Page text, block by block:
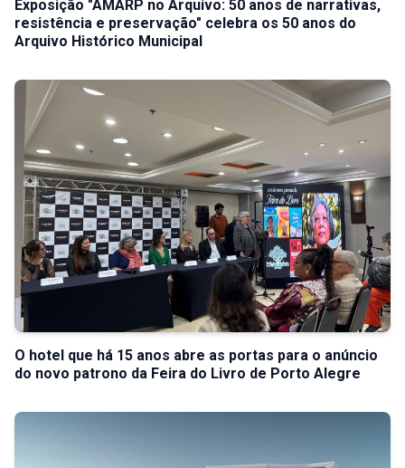
Exposição "AMARP no Arquivo: 50 anos de narrativas,
resistência e preservação" celebra os 50 anos do
Arquivo Histórico Municipal
O hotel que há 15 anos abre as portas para o anúncio
do novo patrono da Feira do Livro de Porto Alegre